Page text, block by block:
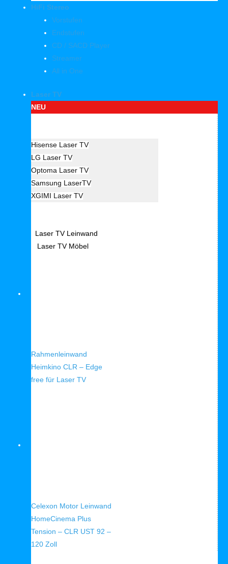
HiFi Stereo
Vorstufen
Endstufen
CD / SACD Player
Streamer
All in One
Laser TV
NEU
Hisense Laser TV
LG Laser TV
Optoma Laser TV
Samsung LaserTV
XGIMI Laser TV
Laser TV Leinwand
Laser TV Möbel
Rahmenleinwand
Heimkino CLR – Edge
free für Laser TV
Celexon Motor Leinwand
HomeCinema Plus
Tension – CLR UST 92 –
120 Zoll